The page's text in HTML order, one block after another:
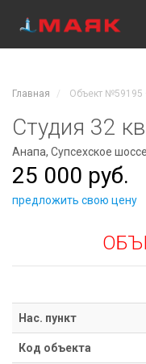
Недвижимость
Участки
Коммерческая
Дачи
Гаражи
Услуги
Коттеджные
поселки
Новостройки
Главная Объект №59195
Студия 32
Анапа, Супсехское
25 000 руб.
предложить свою цену
Нас. пункт
Код объекта